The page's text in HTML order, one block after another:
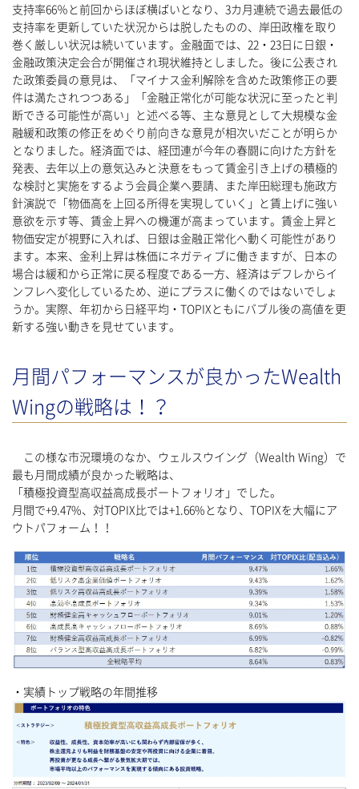
支持率66％と前回からほぼ横ばいとなり、3カ月連続で過去最低の
支持率を更新していた状況からは脱したものの、岸田政権を取り
巻く厳しい状況は続いています。金融面では、22・23日に日銀・
金融政策決定会合が開催され現状維持としました。後に公表され
た政策委員の意見は、「マイナス金利解除を含めた政策修正の要
件は満たされつつある」「金融正常化が可能な状況に至ったと判
断できる可能性が高い」と述べる等、主な意見として大規模な金
融緩和政策の修正をめぐり前向きな意見が相次いだことが明らか
となりました。経済面では、経団連が今年の春闘に向けた方針を
発表、去年以上の意気込みと決意をもって賃金引き上げの積極的
な検討と実施をするよう会員企業へ要請、また岸田総理も施政方
針演説で「物価高を上回る所得を実現していく」と賃上げに強い
意欲を示す等、賃金上昇への機運が高まっています。賃金上昇と
物価安定が視野に入れば、日銀は金融正常化へ動く可能性があり
ます。本来、金利上昇は株価にネガティブに働きますが、日本の
場合は緩和から正常に戻る程度である一方、経済はデフレからイ
ンフレへ変化しているため、逆にプラスに働くのではないでしょ
うか。実際、年初から日経平均・TOPIXともにバブル後の高値を更
新する強い動きを見せています。
月間パフォーマンスが良かったWealth
Wingの戦略は！？
この様な市況環境のなか、ウェルスウイング（Wealth Wing）で
最も月間成績が良かった戦略は、
「積極投資型高収益高成長ポートフォリオ」でした。
月間で+9.47%、対TOPIX比では+1.66%となり、TOPIXを大幅にア
ウトパフォーム！！
・実績トップ戦略の年間推移